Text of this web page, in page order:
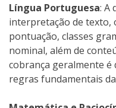
Língua Portuguesa: A
interpretação de texto,
pontuação, classes
nominal, além de
cobrança geralmente
regras fundamentais